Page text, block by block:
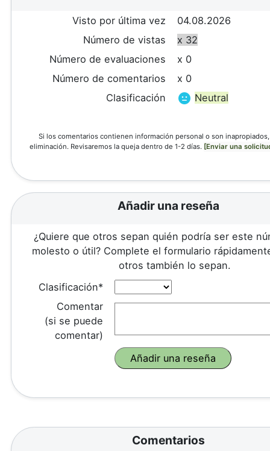
Visto por última vez
04.08.2026
Número de vistas
x 32
Número de evaluaciones
x 0
Número de comentarios
x 0
Clasificación
Neutral
Si los comentarios contienen información personal o son
eliminación. Revisaremos la queja dentro de 1-2 días. [Enviar una
Añadir una reseña
¿Quiere que otros sepan quién podría ser este
molesto o útil? Complete el formulario
otros también lo sepan.
Clasificación*
Comentar
(si se puede
comentar)
Comentarios